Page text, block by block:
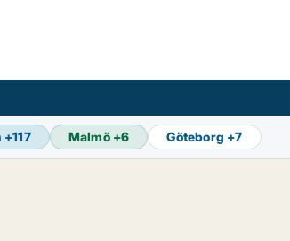
+117 Malmö+6 Göteborg +7